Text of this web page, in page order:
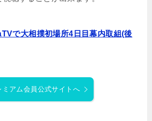
で大相撲初場所4日目幕内取組(後
アム会員公式サイトへ